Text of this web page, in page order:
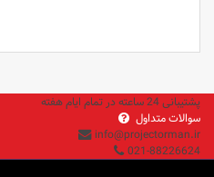
پشتیبانی 24 ساعته در تمام ایام هفته
سوالات متداول
info@projectorman.ir
021-88226624